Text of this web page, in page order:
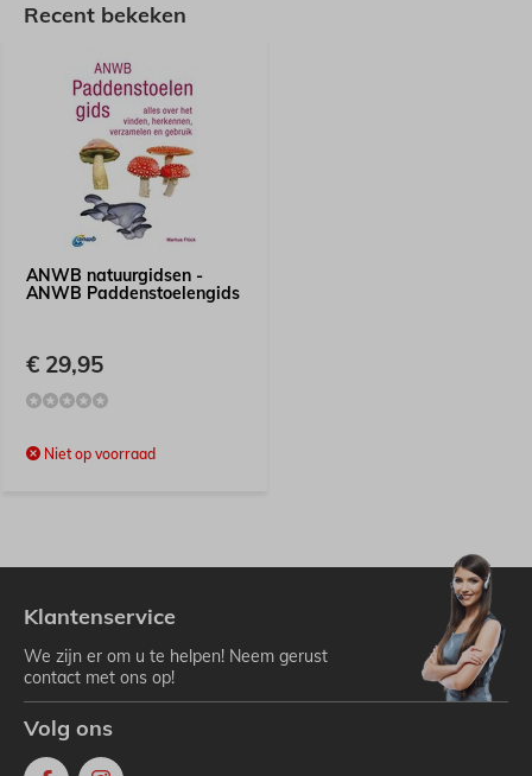
Recent bekeken
ANWB natuurgidsen -
ANWB Paddenstoelengids
€ 29,95
Niet op voorraad
Klantenservice
We zijn er om u te helpen! Neem gerust
contact met ons op!
Volg ons